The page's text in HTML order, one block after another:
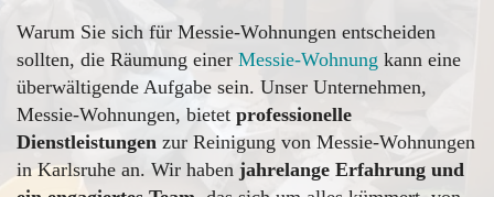
Warum Sie sich für Messie-Wohnungen entscheiden
sollten, die Räumung einer Messie-Wohnung kann eine
überwältigende Aufgabe sein. Unser Unternehmen,
Messie-Wohnungen, bietet professionelle
Dienstleistungen zur Reinigung von Messie-Wohnungen
in Karlsruhe an. Wir haben jahrelange Erfahrung und
Entsorgung
Entrümpelung
Geruchsneutralisation
Startseite
Über
uns